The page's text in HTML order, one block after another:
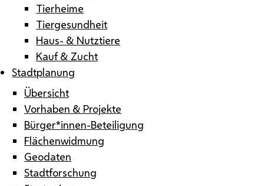
Tierheime
Tiergesundheit
Haus- & Nutztiere
Kauf & Zucht
Stadtplanung
Übersicht
Vorhaben & Projekte
Bürger*innen-Beteiligung
Flächenwidmung
Geodaten
Stadtforschung